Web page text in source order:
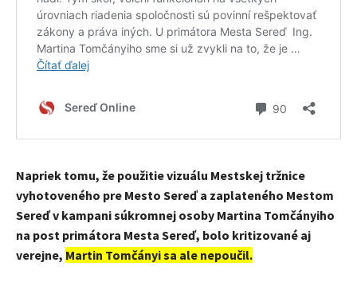
Napriek tomu, že použitie vizuálu Mestskej tržnice
vyhotoveného pre Mesto Sereď a zaplateného Mestom
Sereď v kampani súkromnej osoby Martina Tomčányiho
na post primátora Mesta Sereď, bolo kritizované aj
verejne, Martin Tomčányi sa ale nepoučil.